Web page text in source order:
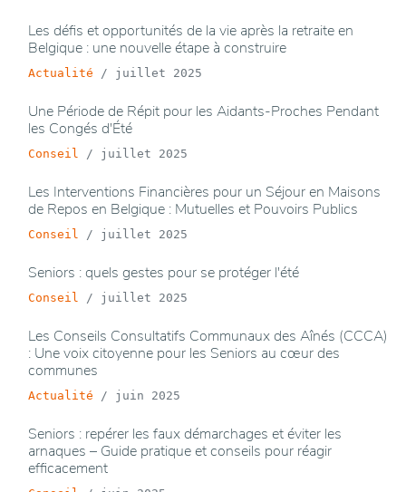
Les défis et opportunités de la vie après la retraite en
Belgique : une nouvelle étape à construire
Actualité / juillet 2025
Une Période de Répit pour les Aidants-Proches Pendant
les Congés d'Été
Conseil / juillet 2025
Les Interventions Financières pour un Séjour en Maisons
de Repos en Belgique : Mutuelles et Pouvoirs Publics
Conseil / juillet 2025
Seniors : quels gestes pour se protéger l'été
Conseil / juillet 2025
Les Conseils Consultatifs Communaux des Aînés (CCCA)
: Une voix citoyenne pour les Seniors au cœur des
communes
Actualité / juin 2025
Seniors : repérer les faux démarchages et éviter les
arnaques – Guide pratique et conseils pour réagir
efficacement